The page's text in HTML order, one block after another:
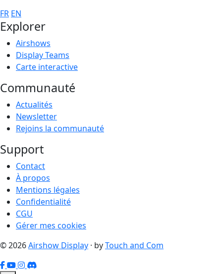
FR EN
Explorer
Airshows
Display Teams
Carte interactive
Communauté
Actualités
Newsletter
Rejoins la communauté
Support
Contact
À propos
Mentions légales
Confidentialité
CGU
Gérer mes cookies
© 2026Airshow Display · byTouch and Com